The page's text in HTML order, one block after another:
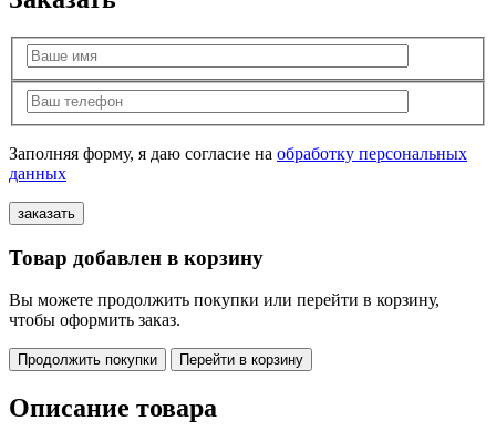
Заполняя форму, я даю согласие на обработку персональных
данных
Товар добавлен в корзину
Вы можете продолжить покупки или перейти в корзину,
чтобы оформить заказ.
Продолжить покупки Перейти в корзину
Описание товара